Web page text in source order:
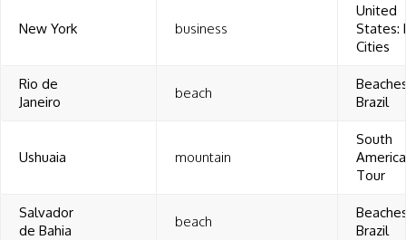
New York business
United
States:
Cities
Rio de
Janeiro
beach
Brazil
Ushuaia mountain
South
Tour
Salvador
de Bahia
beach
Brazil